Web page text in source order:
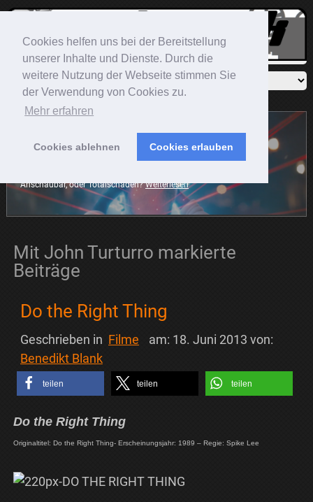
Cookies helfen uns bei der Bereitstellung
unserer Inhalte und Dienste. Durch die
weitere Nutzung der Webseite stimmen Sie
der Verwendung von Cookies zu.
Mehr erfahren
Cookies ablehnen Cookies erlauben
Anschaubar, oder Totalschaden?Weiterlesen
Mit John Turturro markierte
Beiträge
Do the Right Thing
Geschrieben in Filme am: 18. Juni 2013 von:
Benedikt Blank
teilen teilen teilen
Do the Right Thing
Originaltitel: Do the Right Thing- Erscheinungsjahr: 1989 – Regie: Spike Lee